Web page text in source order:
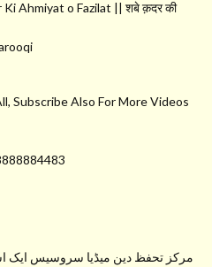
Ahmiyat o Fazilat || शबे क़दर की
Subscribe Also For More Videos
مرکز تحفظ دین میڈیا سروسیس ایک